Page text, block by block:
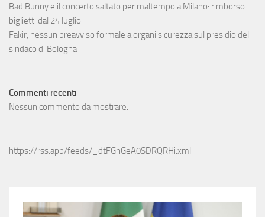
Bad Bunny e il concerto saltato per maltempo a Milano: rimborso
biglietti dal 24 luglio
Fakir, nessun preavviso formale a organi sicurezza sul presidio del
sindaco di Bologna
Commenti recenti
Nessun commento da mostrare.
https://rss.app/feeds/_dtFGnGeA0SDRQRHi.xml